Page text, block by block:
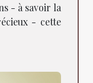
- à savoir la
- cette